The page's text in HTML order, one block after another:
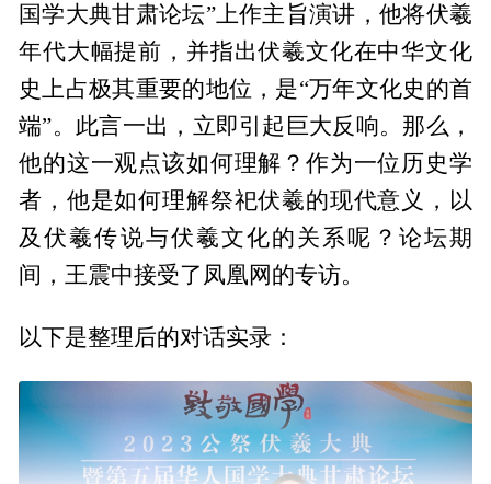
国学大典甘肃论坛”上作主旨演讲，他将伏羲
年代大幅提前，并指出伏羲文化在中华文化
史上占极其重要的地位，是“万年文化史的首
端”。此言一出，立即引起巨大反响。那么，
他的这一观点该如何理解？作为一位历史学
者，他是如何理解祭祀伏羲的现代意义，以
及伏羲传说与伏羲文化的关系呢？论坛期
间，王震中接受了凤凰网的专访。
以下是整理后的对话实录：